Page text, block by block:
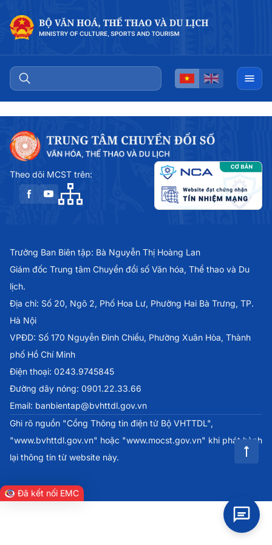
Theo dõi MCST trên:
Trưởng Ban Biên tập: Bà Nguyễn Thị Hoàng Lan
Giám đốc Trung tâm Chuyển đổi số Văn hóa, Thể thao và Du
lịch.
Địa chỉ: Số 20, Ngõ 2, Phố Hoa Lư, Phường Hai Bà Trưng, TP.
Hà Nội
VPĐD: Số 170 Nguyễn Đình Chiểu, Phường Xuân Hòa, Thành
phố Hồ Chí Minh
Điện thoại: 0243.9745845
Đường dây nóng: 0901.22.33.66
Email: banbientap@bvhttdl.gov.vn
Ghi rõ nguồn "Cổng Thông tin điện tử Bộ VHTTDL",
"www.bvhttdl.gov.vn" hoặc "www.mocst.gov.vn" khi phát hành
lại thông tin từ website này.
Đã kết nối EMC